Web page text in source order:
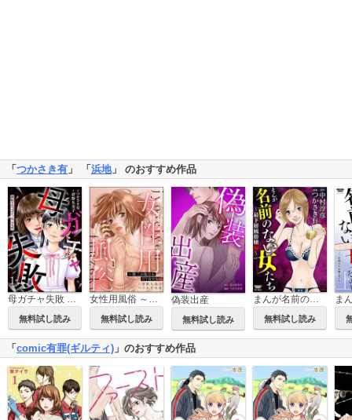
「 つかさき有 」 「 浜地」 のおすすめ作品
無料試し読み 無料試し読み
偽装出産
無料試し読み 無料試し読み
「comic有罪(ギルティ) 」のおすすめ作品